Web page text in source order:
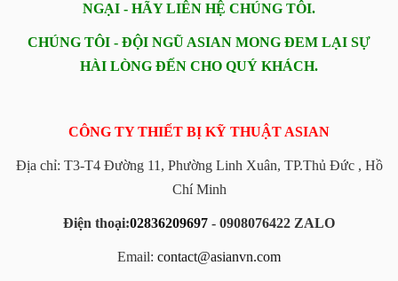
NGẠI - HÃY LIÊN HỆ CHÚNG TÔI.
CHÚNG TÔI - ĐỘI NGŨ ASIAN MONG ĐEM LẠI SỰ
HÀI LÒNG ĐẾN CHO QUÝ KHÁCH.
CÔNG TY THIẾT BỊ KỸ THUẬT ASIAN
Địa chỉ: T3-T4 Đường 11, Phường Linh Xuân, TP.Thủ Đức , Hồ
Chí Minh
Điện thoại:02836209697 - 0908076422 ZALO
Email: contact@asianvn.com